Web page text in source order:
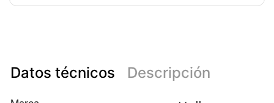
Datos técnicos Descripción